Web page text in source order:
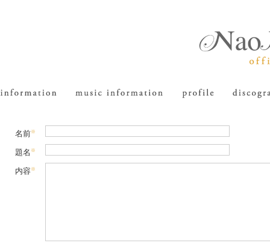
名前※
題名 ※
内容 ※